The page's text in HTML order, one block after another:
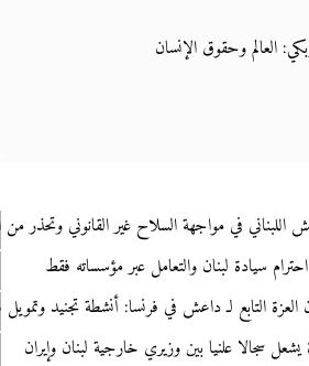
العالم وحقوق الإنسان
اللبناني في مواجهة السلاح غير القانوني وتحذر من
سيادة لبنان والتعامل عبر مؤسساته فقط
العزة التابع لـ داعش في فرنسا: أنشطة تجنيد
سجالا علنيا بين وزيري خارجية لبنان وإيران